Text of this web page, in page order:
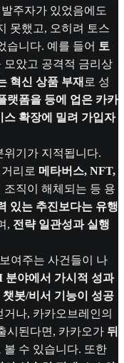
주자가 있었음에도
못했고, 오히려 토스
습니다. 예를 들어 토
모았고 공격적 금리상
혁신 상품 부재 로 성
랫폼을 등에 업은 카카
스 확장에 밀려 가입자
기가 지적됩니다.
리로 메타버스, NFT,
직이 해체되는 등 용
있는 추진보다는 유행
, 전략 일관성과 실행
여주는 사건들이 나
분야에서 가시적 성과
봇/비서 기능이 성공
나, 카카오브레인의
시된다면, 카카오가 뒤
볼 수 있습니다. 또한